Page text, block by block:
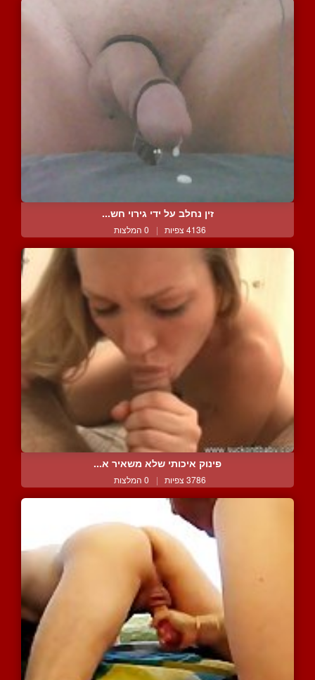
זין נחלב על ידי גירוי חש...
4136 צפיות | 0 המלצות
פינוק איכותי שלא משאיר א...
3786 צפיות | 0 המלצות